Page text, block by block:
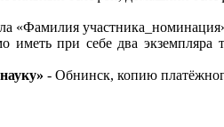
«Фамилия
при себе два экземпляра
- Обнинск, копию